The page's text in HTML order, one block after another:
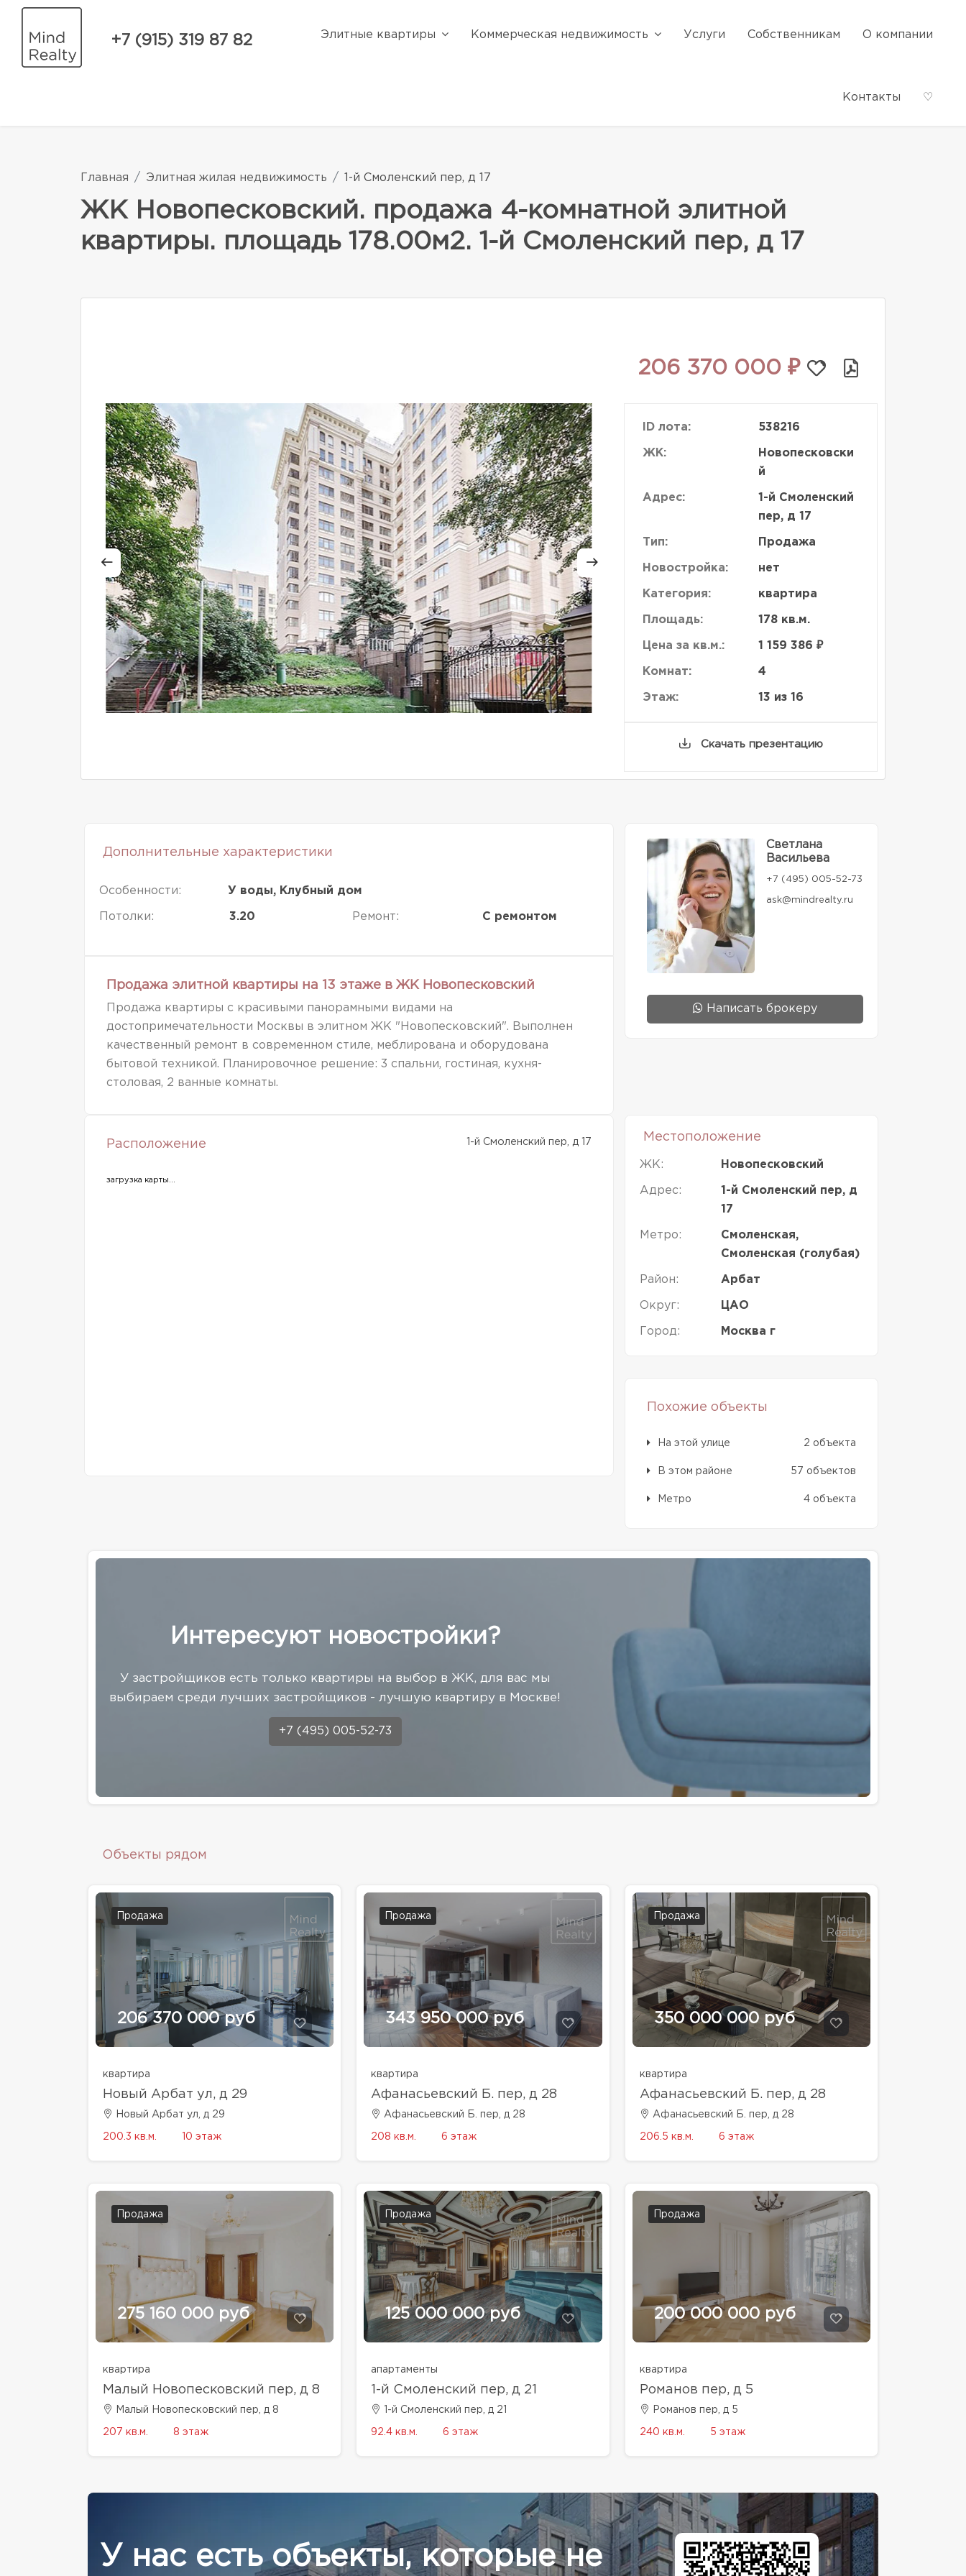
+7 (915) 319 87 82 Элитные квартиры Коммерческая недвижимость Услуги Собственникам О компании
Контакты ♡
Главная Элитная жилая недвижимость 1-й Смоленский пер, д 17
ЖК Новопесковский. продажа 4-комнатной элитной
квартиры. площадь 178.00м2. 1-й Смоленский пер, д 17
206 370 000 ₽
ID лота: 538216
ЖК:
Новопесковски
й
Адрес:
1-й Смоленский
пер, д 17
Тип: Продажа
Новостройка: нет
Категория: квартира
Площадь: 178 кв.м.
Цена за кв.м.: 1 159 386 ₽
Комнат: 4
Этаж: 13 из 16
Скачать презентацию
Дополнительные характеристики
Особенности: У воды, Клубный дом
Потолки: 3.20 Ремонт: С ремонтом
Продажа элитной квартиры на 13 этаже в ЖК Новопесковский
Продажа квартиры с красивыми панорамными видами на
достопримечательности Москвы в элитном ЖК "Новопесковский". Выполнен
качественный ремонт в современном стиле, меблирована и оборудована
бытовой техникой. Планировочное решение: 3 спальни, гостиная, кухня-
столовая, 2 ванные комнаты.
Светлана
Васильева
+7 (495) 005-52-73
ask@mindrealty.ru
Написать брокеру
Расположение 1-й Смоленский пер, д 17
загрузка карты...
Местоположение
ЖК: Новопесковский
Адрес:
1-й Смоленский пер, д
17
Метро:
Смоленская,
Смоленская (голубая)
Район: Арбат
Округ: ЦАО
Город: Москва г
Похожие объекты
На этой улице 2 объекта
В этом районе 57 объектов
Метро 4 объекта
Интересуют новостройки?
У застройщиков есть только квартиры на выбор в ЖК, для вас мы
выбираем среди лучших застройщиков - лучшую квартиру в Москве!
+7 (495) 005-52-73
Объекты рядом
Продажа
206 370 000 руб
квартира
Новый Арбат ул, д 29
Новый Арбат ул, д 29
200.3 кв.м. 10 этаж
Продажа
343 950 000 руб
квартира
Афанасьевский Б. пер, д 28
Афанасьевский Б. пер, д 28
208 кв.м. 6 этаж
Продажа
350 000 000 руб
квартира
Афанасьевский Б. пер, д 28
Афанасьевский Б. пер, д 28
206.5 кв.м. 6 этаж
Продажа
275 160 000 руб
квартира
Малый Новопесковский пер, д 8
Малый Новопесковский пер, д 8
207 кв.м. 8 этаж
Продажа
125 000 000 руб
апартаменты
1-й Смоленский пер, д 21
1-й Смоленский пер, д 21
92.4 кв.м. 6 этаж
Продажа
200 000 000 руб
квартира
Романов пер, д 5
Романов пер, д 5
240 кв.м. 5 этаж
У нас есть объекты, которые не